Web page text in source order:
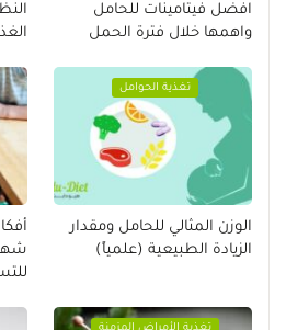
افضل فيتامينات للحامل
واهمها خلال فترة الحمل
تغذية الحوامل
الوزن المثالي للحامل ومقدار
الزيادة الطبيعية (علمياً)